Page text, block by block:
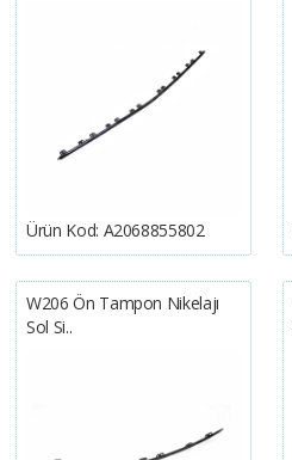
Ürün Kod: A2068855802
W206 Ön Tampon Nikelajı
Sol Si..